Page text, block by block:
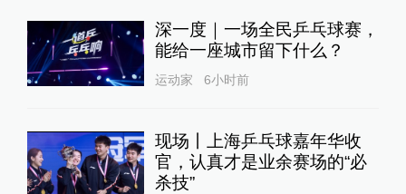
深一度｜一场全民乒乓球赛，
能给一座城市留下什么？
运动家 6小时前
现场丨上海乒乓球嘉年华收
官，认真才是业余赛场的“必
杀技”